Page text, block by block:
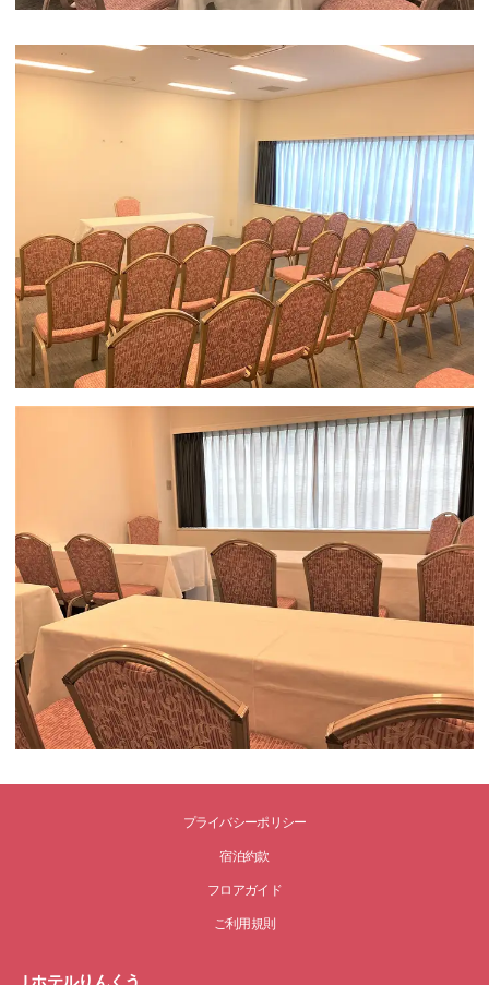
プライバシーポリシー
宿泊約款
フロアガイド
ご利用規則
Ｊホテルりんくう